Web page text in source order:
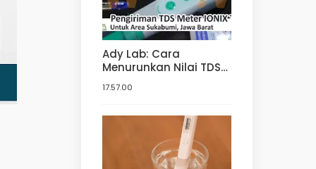
Ady Lab: Cara
Menurunkan Nilai TDS
Meter | Harga TDS
Hidroponik | Digital
17.57.00